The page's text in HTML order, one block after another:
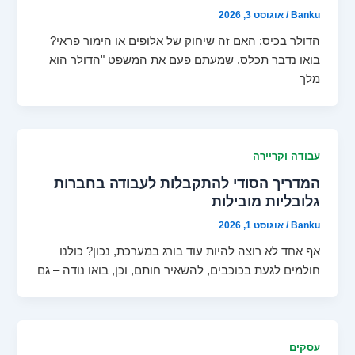
Banku
/אוגוסט 3, 2026
הדולר בכיס: האם זה שיחוק של אלופים או הימור פראי?
בואו נדבר תכלס. שמעתם פעם את המשפט "הדולר הוא
מלך
עבודה וקריירה
המדריך הסודי להתקבלות לעבודה בחברות
גלובליות מובילות
Banku
/אוגוסט 1, 2026
אף אחד לא רוצה להיות עוד בורג במערכת, נכון? כולנו
חולמים לגעת בכוכבים, להשאיר חותם, וכן, בואו נודה – גם
עסקים